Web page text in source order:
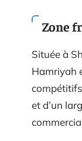
Zone
Située à
Hamriyah
et d’un